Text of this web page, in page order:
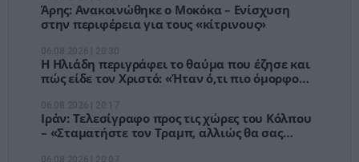
Άρης: Ανακοινώθηκε ο Μοκόκα – Ενίσχυση
στην περιφέρεια για τους «κίτρινους»
Η Ηλιάδη περιγράφει το θαύμα που έζησε και
πώς είδε τον Χριστό: «Ήταν ό,τι πιο όμορφο
Ιράν: Τελεσίγραφο προς τις χώρες του Κόλπου
– «Σταματήστε τον Τραμπ, αλλιώς θα σας